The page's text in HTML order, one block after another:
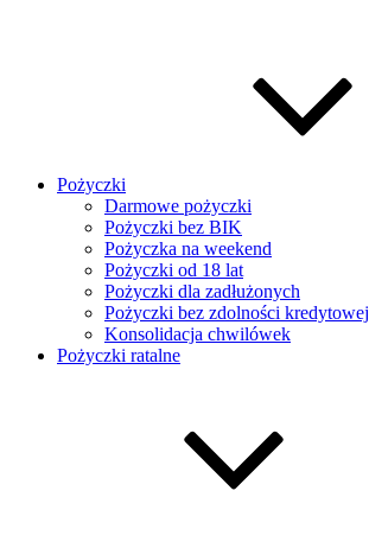
Pożyczki
Darmowe pożyczki
Pożyczki bez BIK
Pożyczka na weekend
Pożyczki od 18 lat
Pożyczki dla zadłużonych
Pożyczki bez zdolności kredytowej
Konsolidacja chwilówek
Pożyczki ratalne